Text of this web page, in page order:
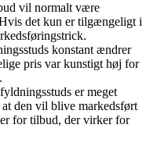
vil normalt være
det kun er tilgængeligt i
konstant ændrer
pris var kunstigt høj for
er meget
den vil blive markedsført
for tilbud, der virker for